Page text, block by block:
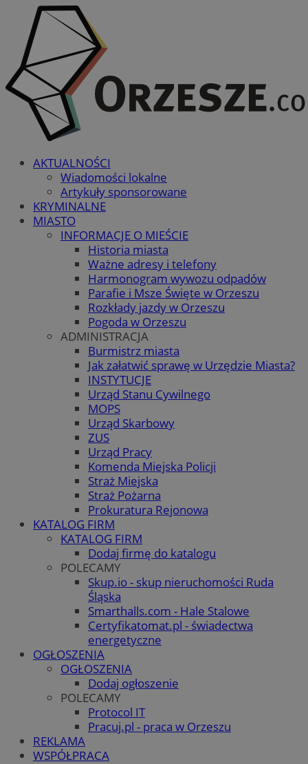
AKTUALNOŚCI
Wiadomości lokalne
Artykuły sponsorowane
KRYMINALNE
MIASTO
INFORMACJE O MIEŚCIE
Historia miasta
Ważne adresy i telefony
Harmonogram wywozu odpadów
Parafie i Msze Święte w Orzeszu
Rozkłady jazdy w Orzeszu
Pogoda w Orzeszu
ADMINISTRACJA
Burmistrz miasta
Jak załatwić sprawę w Urzędzie Miasta?
INSTYTUCJE
Urząd Stanu Cywilnego
MOPS
Urząd Skarbowy
ZUS
Urząd Pracy
Komenda Miejska Policji
Straż Miejska
Straż Pożarna
Prokuratura Rejonowa
KATALOG FIRM
KATALOG FIRM
Dodaj firmę do katalogu
POLECAMY
Skup.io - skup nieruchomości Ruda
Śląska
Smarthalls.com - Hale Stalowe
Certyfikatomat.pl - świadectwa
energetyczne
OGŁOSZENIA
OGŁOSZENIA
Dodaj ogłoszenie
POLECAMY
Protocol IT
Pracuj.pl - praca w Orzeszu
REKLAMA
WSPÓŁPRACA